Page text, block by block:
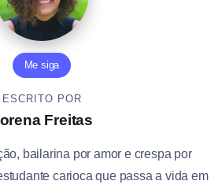
Me siga
ESCRITO POR
Freitas
bailarina por amor e crespa por
carioca que passa a vida em